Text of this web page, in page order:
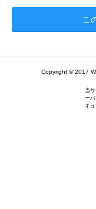
こ
Copyright © 2017
当
ー
キ